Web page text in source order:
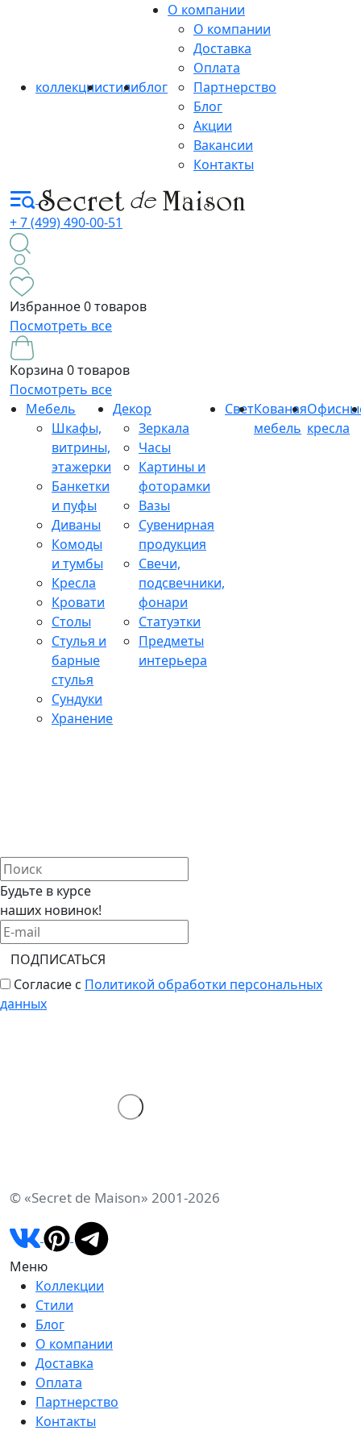
коллекциистилиблог
О компании
О компании
Доставка
Оплата
Партнерство
Блог
Акции
Вакансии
Контакты
+ 7 (499) 490-00-51
Избранное0 товаров
Посмотреть все
Корзина 0 товаров
Посмотреть все
Мебель
Шкафы,
витрины,
этажерки
Банкетки
и пуфы
Диваны
Комоды
и тумбы
Кресла
Кровати
Столы
Стулья и
барные
стулья
Сундуки
Хранение
Декор
Зеркала
Часы
Картины и
фоторамки
Вазы
Сувенирная
продукция
Свечи,
подсвечники,
фонари
Статуэтки
Предметы
интерьера
СветКованая
мебель кресла
Будьте в курсе
наших новинок!
ПОДПИСАТЬСЯ
Согласие с Политикой обработки персональных
данных
© «Secret de Maison» 2001-2026
Меню
Коллекции
Стили
Блог
О компании
Доставка
Оплата
Партнерство
Контакты